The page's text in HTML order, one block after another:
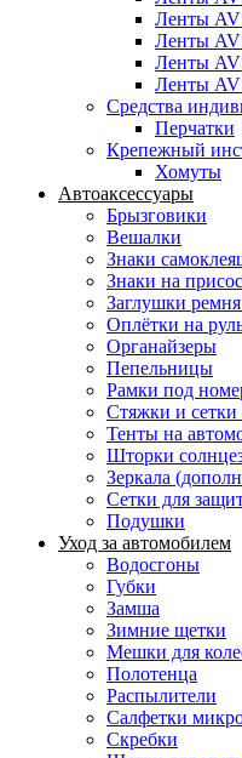
Ленты
Ленты
Ленты
Ленты
Средства
Перчатки
Крепежный
Хомуты
Автоаксессуары
Брызговики
Вешалки
Знаки
Знаки на
Заглушки ремня
Оплётки на
Органайзеры
Пепельницы
Рамки под
Стяжки и сетки
Тенты на
Шторки
Зеркала
Сетки для
Подушки
Уход за автомобилем
Водосгоны
Губки
Замша
Зимние щетки
Мешки для
Полотенца
Распылители
Салфетки
Скребки